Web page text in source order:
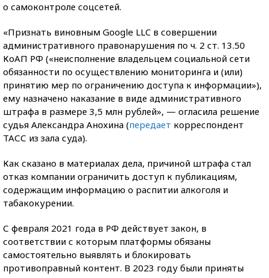
о самоконтроле соцсетей.
«Признать виновным Google LLC в совершении
административного правонарушения по ч. 2 ст. 13.50
КоАП РФ («неисполнение владельцем социальной сети
обязанности по осуществлению мониторинга и (или)
принятию мер по ограничению доступа к информации»),
ему назначено наказание в виде административного
штрафа в размере 3,5 млн рублей», — огласила решение
судья Александра Анохина (передает корреспондент
ТАСС из зала суда).
Как сказано в материалах дела, причиной штрафа стал
отказ компании ограничить доступ к публикациям,
содержащим информацию о распитии алкоголя и
табакокурении.
С февраля 2021 года в РФ действует закон, в
соответствии с которым платформы обязаны
самостоятельно выявлять и блокировать
противоправный контент. В 2023 году были приняты